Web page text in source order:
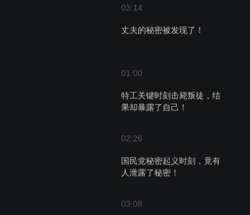
03:14
丈夫的秘密被发现了！
01:00
特工关键时刻击毙叛徒，结
果却暴露了自己！
02:26
国民党秘密起义时刻，竟有
人泄露了秘密！
03:08